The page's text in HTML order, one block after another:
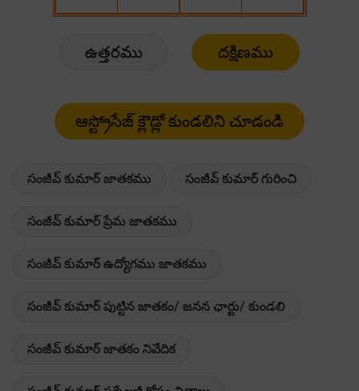
ఉత్తరము దక్షిణము
సంజీవ్ కుమార్ జాతకము సంజీవ్ కుమార్ గురించి
సంజీవ్ కుమార్ ప్రేమ జాతకము
సంజీవ్ కుమార్ ఉద్యోగము జాతకము
సంజీవ్ కుమార్ పుట్టిన జాతకం/ జనన ఛార్టు/ కుండలి
సంజీవ్ కుమార్ జాతకం నివేదిక